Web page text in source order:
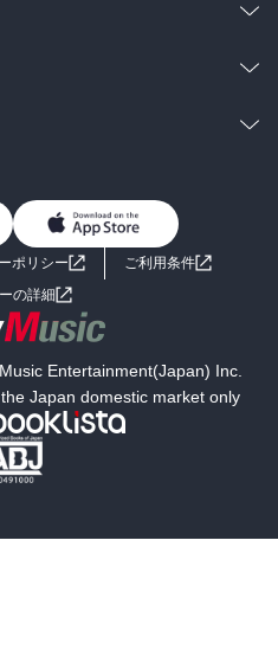
男子向けラノベ
小説
海外小説
SF
文学
お問い合わせ
ポリシー
ご利用条件
の詳細
Entertainment(Japan) Inc.
Japan domestic market only